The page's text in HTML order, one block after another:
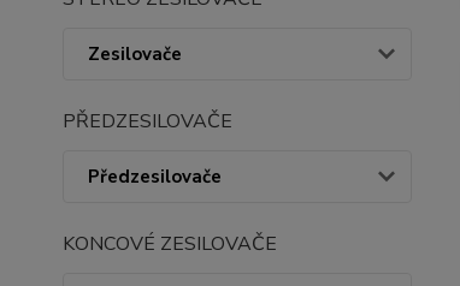
Zesilovače
PŘEDZESILOVAČE
Předzesilovače
KONCOVÉ ZESILOVAČE